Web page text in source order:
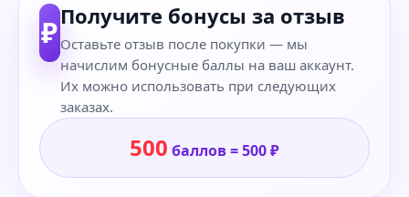
₽Получите бонусы за отзыв
Оставьте отзыв после покупки — мы
начислим бонусные баллы на ваш аккаунт.
Их можно использовать при следующих
заказах.
500 баллов = 500 ₽